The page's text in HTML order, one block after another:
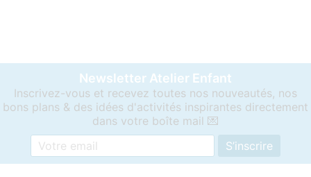
Newsletter Atelier Enfant
Inscrivez-vous et recevez toutes nos nouveautés, nos
bons plans & des idées d'activités inspirantes directement
dans votre boîte mail 💌